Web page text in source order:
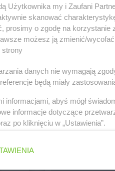
PEPCO
1 gazetka
Dodaj do
Użytkownika my i Zaufani
skanować
prosimy o zgodę na korzystanie
możesz ją zmienić/
strony
danych nie wymagają
będą miały
informacjami, abyś mógł
informacje dotyczące
po kliknięciu w „Ustawienia”.